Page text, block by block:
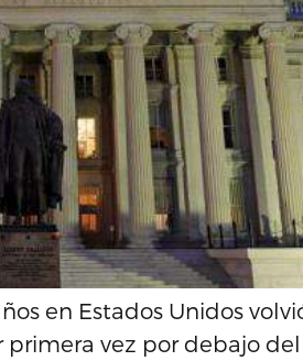
en Estados Unidos
vez por debajo